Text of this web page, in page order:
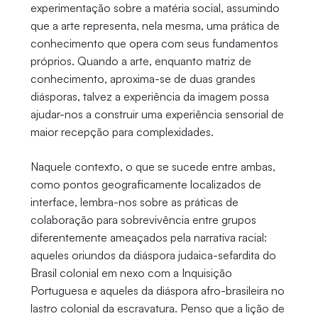
experimentação sobre a matéria social, assumindo
que a arte representa, nela mesma, uma prática de
conhecimento que opera com seus fundamentos
próprios. Quando a arte, enquanto matriz de
conhecimento, aproxima-se de duas grandes
diásporas, talvez a experiência da imagem possa
ajudar-nos a construir uma experiência sensorial de
maior recepção para complexidades.
Naquele contexto, o que se sucede entre ambas,
como pontos geograficamente localizados de
interface, lembra-nos sobre as práticas de
colaboração para sobrevivência entre grupos
diferentemente ameaçados pela narrativa racial:
aqueles oriundos da diáspora judaica-sefardita do
Brasil colonial em nexo com a Inquisição
Portuguesa e aqueles da diáspora afro-brasileira no
lastro colonial da escravatura. Penso que a lição de